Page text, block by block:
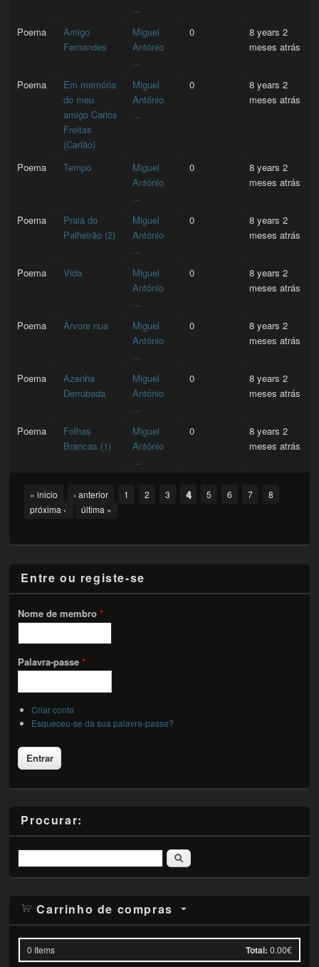
...
Poema
Amigo
Fernandes
Miguel
António
...
0
8 years 2
meses atrás
Poema
Em memória
do meu
amigo Carlos
Freitas
(Carlão)
Miguel
António
...
0
8 years 2
meses atrás
Poema Tempo
Miguel
António
...
0
8 years 2
meses atrás
Poema
Praia do
Palheirão (2)
Miguel
António
...
0
8 years 2
meses atrás
Poema Vida
Miguel
António
...
0
8 years 2
meses atrás
Poema Árvore nua
Miguel
António
...
0
8 years 2
meses atrás
Poema
Azenha
Derrubada
Miguel
António
...
0
8 years 2
meses atrás
Poema
Folhas
Brancas (1)
Miguel
António
...
0
8 years 2
meses atrás
Pages« inicio ‹ anterior 1 2 3 4 5 6 7
8
próxima ›
última »
Entre ou registe-se
Nome de membro*
Palavra-passe*
Criar conta
Esqueceu-se da sua palavra-passe?
Procurar:
Pesquisar
Carrinho de compras
0 Items Total: 0.00€